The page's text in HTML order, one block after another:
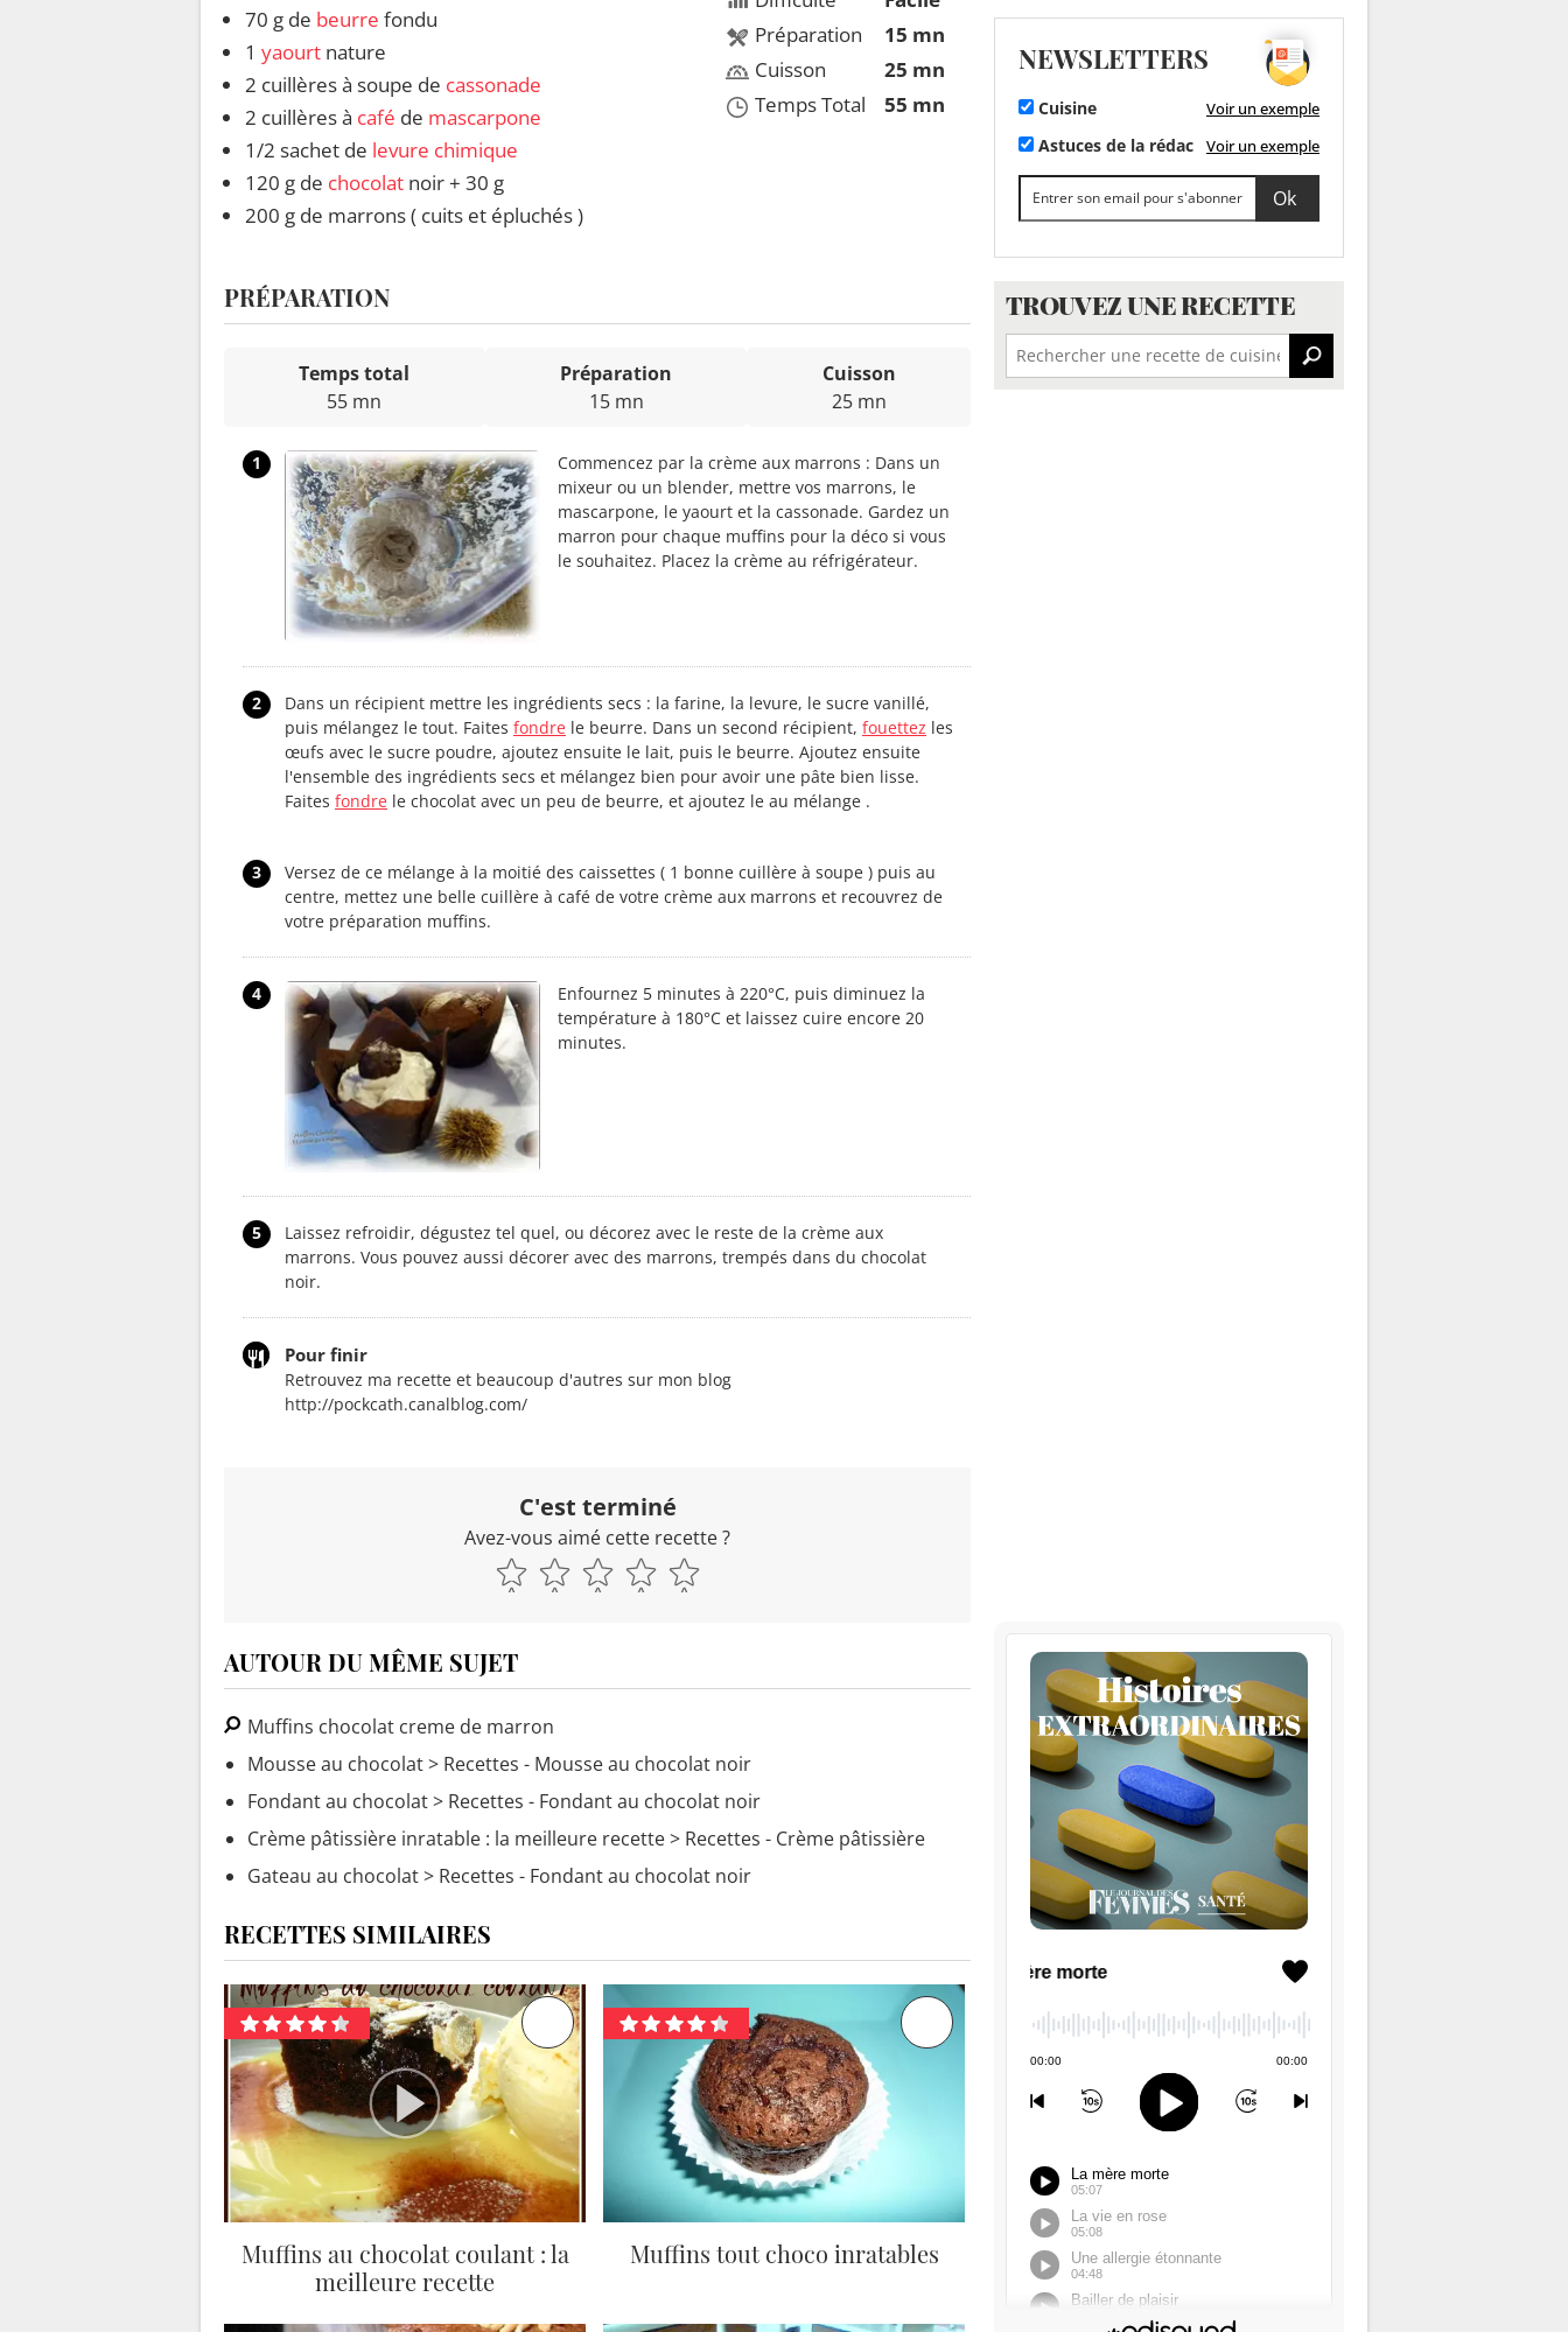
70 g de beurre fondu
1 yaourt nature
2 cuillères à soupe de cassonade
2 cuillères à café de mascarpone
1/2 sachet de levure chimique
120 g de chocolat noir + 30 g
200 g de marrons ( cuits et épluchés )
Préparation
Cuisson
Temps Total
15 mn
25 mn
55 mn
PRÉPARATION
Temps total
55 mn
Préparation
15 mn
Cuisson
25 mn
1
Commencez par la crème aux marrons : Dans un
mixeur ou un blender, mettre vos marrons, le
mascarpone, le yaourt et la cassonade. Gardez un
marron pour chaque muffins pour la déco si vous
le souhaitez. Placez la crème au réfrigérateur.
2
Dans un récipient mettre les ingrédients secs : la farine, la levure, le sucre vanillé,
puis mélangez le tout. Faites fondre le beurre. Dans un second récipient, fouettez les
œufs avec le sucre poudre, ajoutez ensuite le lait, puis le beurre. Ajoutez ensuite
l'ensemble des ingrédients secs et mélangez bien pour avoir une pâte bien lisse.
Faites fondre le chocolat avec un peu de beurre, et ajoutez le au mélange .
3
Versez de ce mélange à la moitié des caissettes ( 1 bonne cuillère à soupe ) puis au
centre, mettez une belle cuillère à café de votre crème aux marrons et recouvrez de
votre préparation muffins.
4
Enfournez 5 minutes à 220°C, puis diminuez la
température à 180°C et laissez cuire encore 20
minutes.
5
Laissez refroidir, dégustez tel quel, ou décorez avec le reste de la crème aux
marrons. Vous pouvez aussi décorer avec des marrons, trempés dans du chocolat
noir.
Pour finir
Retrouvez ma recette et beaucoup d'autres sur mon blog
http://pockcath.canalblog.com/
C'est terminé
Avez-vous aimé cette recette ?
AUTOUR DU MÊME SUJET
Muffins chocolat creme de marron
Mousse au chocolat> Recettes - Mousse au chocolat noir
Fondant au chocolat> Recettes - Fondant au chocolat noir
Crème pâtissière inratable : la meilleure recette> Recettes - Crème pâtissière
Gateau au chocolat> Recettes - Fondant au chocolat noir
RECETTES SIMILAIRES
Muffins au chocolat coulant : la
meilleure recette
Muffins tout choco inratables
NEWSLETTERS
Cuisine Voir un exemple
Astuces de la rédac Voir un exemple
TROUVEZ UNE RECETTE